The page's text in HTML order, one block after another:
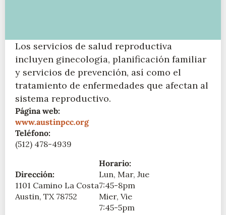
Los servicios de salud reproductiva
incluyen ginecología, planificación familiar
y servicios de prevención, así como el
tratamiento de enfermedades que afectan al
sistema reproductivo.
Página web:
www.austinpcc.org
Teléfono:
(512) 478-4939
Dirección:
1101 Camino La Costa
Austin, TX 78752
Horario:
Lun, Mar, Jue
7:45-8pm
Mier, Vie
7:45-5pm